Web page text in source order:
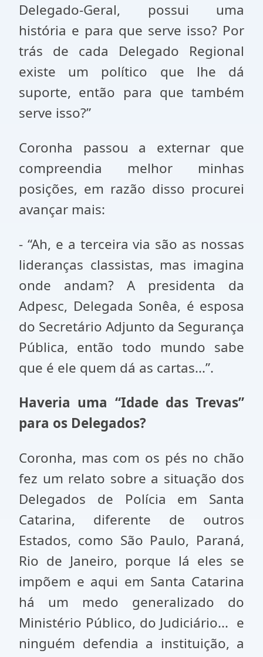
Delegado-Geral, possui uma
história e para que serve isso? Por
trás de cada Delegado Regional
existe um político que lhe dá
suporte, então para que também
serve isso?”
Coronha passou a externar que
compreendia melhor minhas
posições, em razão disso procurei
avançar mais:
- “Ah, e a terceira via são as nossas
lideranças classistas, mas imagina
onde andam? A presidenta da
Adpesc, Delegada Sonêa, é esposa
do Secretário Adjunto da Segurança
Pública, então todo mundo sabe
que é ele quem dá as cartas...”.
Haveria uma “Idade das Trevas”
para os Delegados?
Coronha, mas com os pés no chão
fez um relato sobre a situação dos
Delegados de Polícia em Santa
Catarina, diferente de outros
Estados, como São Paulo, Paraná,
Rio de Janeiro, porque lá eles se
impõem e aqui em Santa Catarina
há um medo generalizado do
Ministério Público, do Judiciário... e
ninguém defendia a instituição, a